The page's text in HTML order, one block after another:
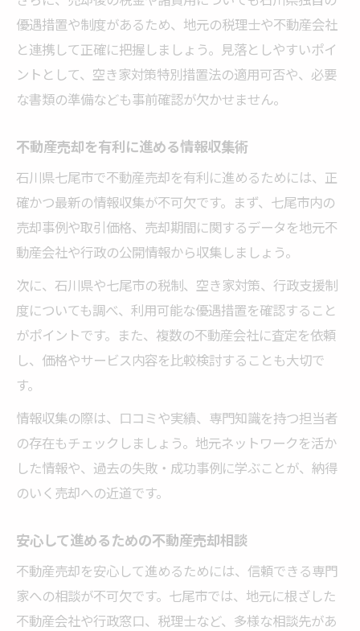
優遇措置や制度があるため、地元の税理士や不動産会社
と連携して正確に把握しましょう。見落としやすいポイ
ントとして、空き家対策特別措置法の適用可否や、必要
な書類の準備なども事前確認が欠かせません。
不動産売却を有利に進める情報収集術
石川県七尾市で不動産売却を有利に進めるためには、正
確かつ最新の情報収集が不可欠です。まず、七尾市内の
売却事例や取引価格、売却期間に関するデータを地元不
動産会社や行政の公開情報から収集しましょう。
次に、石川県や七尾市の税制、空き家対策、行政支援制
度についても調べ、利用可能な優遇措置を確認すること
がポイントです。また、複数の不動産会社に査定を依頼
し、価格やサービス内容を比較検討することも大切で
す。
情報収集の際は、口コミや実績、専門知識を持つ担当者
の存在もチェックしましょう。地元ネットワークを活か
した情報や、過去の失敗・成功事例に学ぶことが、納得
のいく売却への近道です。
安心して進めるための不動産売却相談
不動産売却を安心して進めるためには、信頼できる専門
家への相談が不可欠です。七尾市では、地元に根ざした
不動産会社や行政窓口、税理士など、多様な相談先があ